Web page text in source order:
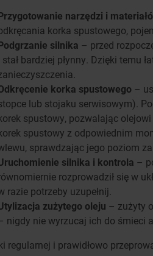
narzędzi i
korka spustowego,
silnika – przed
stał bardziej płynny. Dzięki temu
korka spustowego –
lub stojaku serwisowym).
spustowy, pozwalając
spustowy z odpowiednim
sprawdzając jego poziom
silnika i kontrola –
rozprowadził się w
razie potrzeby uzupełnij.
zużytego oleju – zużyty
nigdy nie wyrzucaj ich do śmieci
regularnej i prawidłowo